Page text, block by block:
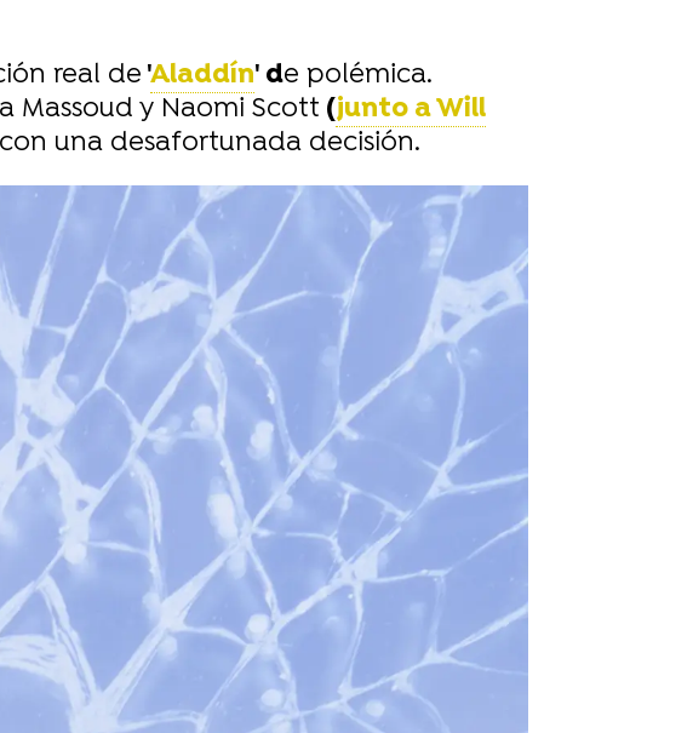
real de 'Aladdín' de polémica.
Massoud y Naomi Scott (junto a Will
con una desafortunada decisión.